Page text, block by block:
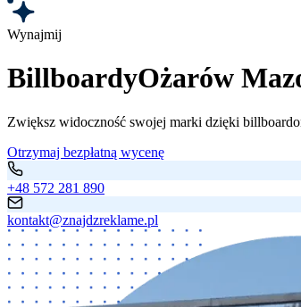
Wynajmij
BillboardyOżarów
Zwiększ widoczność swojej marki dzięki
Otrzymaj bezpłatną wycenę
+48 572 281 890
kontakt@znajdzreklame.pl